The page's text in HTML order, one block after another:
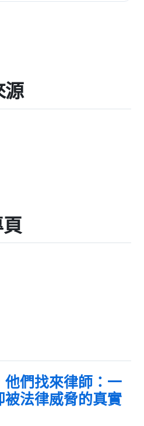
源
他們找來律師：一
被法律威脅的真實